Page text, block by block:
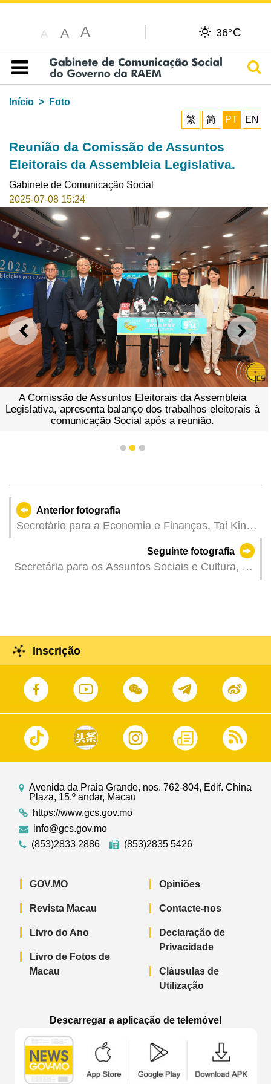
A A A 36°C
Índice
Início
Foto
繁
简 PT EN
Reunião da Comissão de Assuntos
Eleitorais da Assembleia Legislativa.
Gabinete de Comunicação Social
2025-07-08 15:24
ANTERIOR
A Comissão de Assuntos Eleitorais da Assembleia
Legislativa, apresenta balanço dos trabalhos eleitorais à
comunicação Social após a reunião.
1 2 3
Anterior fotografia
Secretário para a Economia e Finanças, Tai Kin
Ip, na reunião plenária da Assembleia Legislativa
para responder às interpelações orais
apresentadas pelos deputados.
Seguinte fotografia
Secretária para os Assuntos Sociais e Cultura, O
Inscrição
Avenida da Praia Grande, nos. 762-804, Edif. China
Plaza, 15.º andar, Macau
https://www.gcs.gov.mo
info@gcs.gov.mo
(853)2833 2886
(853)2835 5426
GOV.MO
Revista Macau
Livro do Ano
Livro de Fotos de
Macau
Opiniões
Contacte-nos
Declaração de
Privacidade
Cláusulas de
Utilização
Descarregar a aplicação de telemóvel